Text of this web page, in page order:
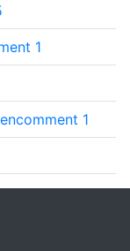
1
comment 1